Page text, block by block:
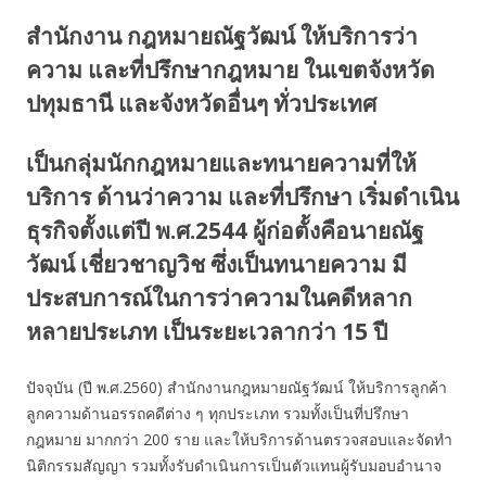
สำนักงาน กฎหมายณัฐวัฒน์ ให้บริการว่า
ความ และที่ปรึกษากฎหมาย ในเขตจังหวัด
ปทุมธานี และจังหวัดอื่นๆ ทั่วประเทศ
เป็นกลุ่มนักกฎหมายและทนายความที่ให้
บริการ ด้านว่าความ และที่ปรึกษา เริ่มดำเนิน
ธุรกิจตั้งแต่ปี พ.ศ.2544 ผู้ก่อตั้งคือนายณัฐ
วัฒน์ เชี่ยวชาญวิช ซึ่งเป็นทนายความ มี
ประสบการณ์ในการว่าความในคดีหลาก
หลายประเภท เป็นระยะเวลากว่า 15 ปี
ปัจจุบัน (ปี พ.ศ.2560) สำนักงานกฎหมายณัฐวัฒน์ ให้บริการลูกค้า
ลูกความด้านอรรถคดีต่าง ๆ ทุกประเภท รวมทั้งเป็นที่ปรึกษา
กฎหมาย มากกว่า 200 ราย และให้บริการด้านตรวจสอบและจัดทำ
นิติกรรมสัญญา รวมทั้งรับดำเนินการเป็นตัวแทนผู้รับมอบอำนาจ